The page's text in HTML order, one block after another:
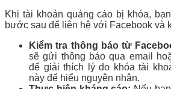
Khi tài khoản quảng cáo bị khóa,
bước sau để liên hệ với Facebook và
Kiểm tra thông báo từ
sẽ gửi thông báo qua email
để giải thích lý do khóa tài
này để hiểu nguyên nhân.